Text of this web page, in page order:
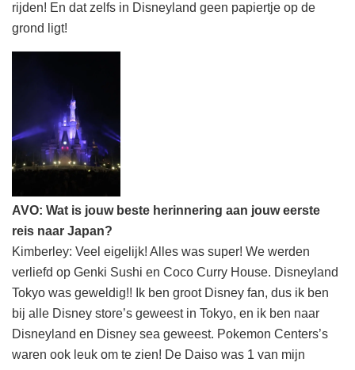
rijden! En dat zelfs in Disneyland geen papiertje op de
grond ligt!
AVO: Wat is jouw beste herinnering aan jouw eerste
reis naar Japan?
Kimberley: Veel eigelijk! Alles was super! We werden
verliefd op Genki Sushi en Coco Curry House. Disneyland
Tokyo was geweldig!! Ik ben groot Disney fan, dus ik ben
bij alle Disney store’s geweest in Tokyo, en ik ben naar
Disneyland en Disney sea geweest. Pokemon Centers’s
waren ook leuk om te zien! De Daiso was 1 van mijn